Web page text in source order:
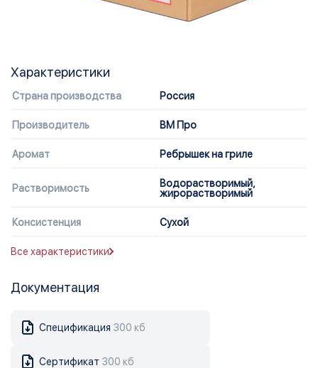
Характеристики
Страна производства Россия
Производитель ВМ Про
Аромат Ребрышек на гриле
Растворимость
Водорастворимый,
жирорастворимый
Консистенция Сухой
Все характеристики
Документация
Спецификация 300 кб
Сертификат 300 кб